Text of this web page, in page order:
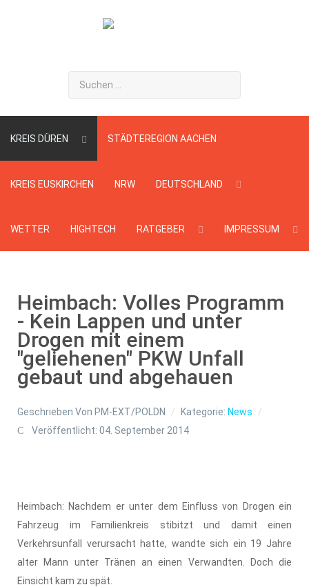
Suchen
...
KREIS DÜREN STÄDTEREGION AACHEN
KREIS EUSKIRCHEN NRW DEUTSCHLAND
WETTER HIGHTECH RATGEBER IMPRESSUM
Heimbach: Volles Programm
- Kein Lappen und unter
Drogen mit einem
"geliehenen" PKW Unfall
gebaut und abgehauen
Geschrieben Von PM-EXT/POLDN Kategorie: News
Veröffentlicht: 04. September 2014
Heimbach: Nachdem er unter dem Einfluss von Drogen ein
Fahrzeug im Familienkreis stibitzt und damit einen
Verkehrsunfall verursacht hatte, wandte sich ein 19 Jahre
alter Mann unter Tränen an einen Verwandten. Doch die
Einsicht kam zu spät.